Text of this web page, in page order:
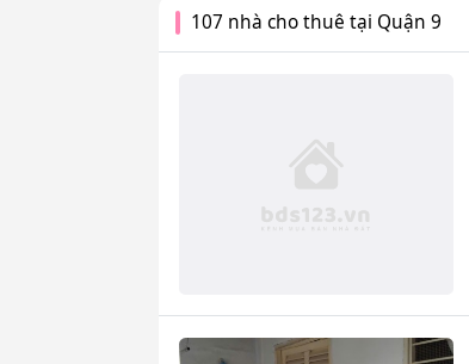
107 nhà cho thuê tại Quận 9